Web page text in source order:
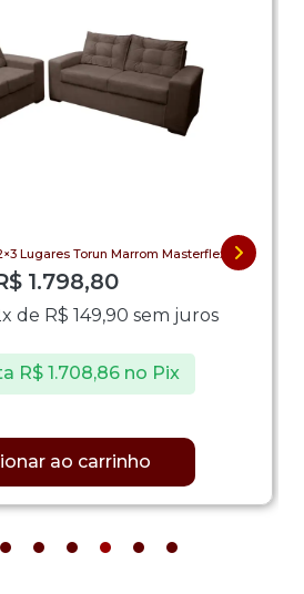
Lugares Torun Marrom Masterflex
1.798,80
de R$ 149,90 sem juros
R$ 1.708,86 no Pix
ao carrinho